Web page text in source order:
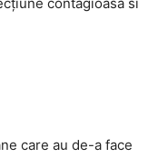
care au de-a face